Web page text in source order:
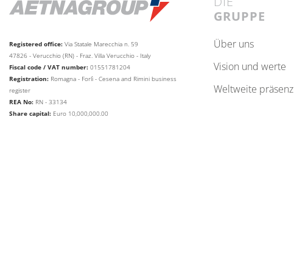
Registered office: Via Statale Marecchia n. 59
47826 - Verucchio (RN) - Fraz. Villa Verucchio - Italy
Fiscal code / VAT number: 01551781204
Registration: Romagna - Forlì - Cesena and Rimini business
register
REA No: RN - 33134
Share capital: Euro 10,000,000.00
GRUPPE
über uns
vision und werte
weltweite präsenz